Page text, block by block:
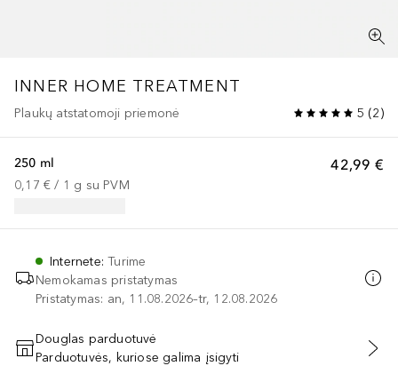
INNER HOME TREATMENT
Plaukų atstatomoji priemonė 5 (2)
42,99 €
250 ml
0,17 € / 1 g su PVM
Internete:Turime
Nemokamas pristatymas
Pristatymas: an, 11.08.2026–tr, 12.08.2026
PRIDĖTI Į KREPŠELĮ
Douglas parduotuvė
Parduotuvės, kuriose galima įsigyti